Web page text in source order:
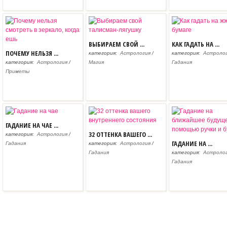
ПОЧЕМУ НЕЛЬЗЯ ...
категория: Астрология /
Приметы
ВЫБИРАЕМ СВОЙ ...
категория: Астрология /
Магия
КАК ГАДАТЬ НА ...
категория:
Гадания
ГАДАНИЕ НА ЧАЕ ...
категория: Астрология /
Гадания
32 ОТТЕНКА ВАШЕГО ...
категория: Астрология /
Гадания
ГАДАНИЕ НА ...
категория:
Гадания